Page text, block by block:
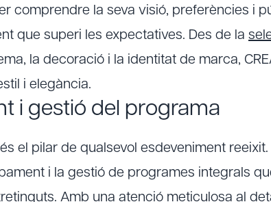
comprendre la seva visió, preferències i
que superi les expectatives. Des de la
la decoració i la identitat de marca,
i elegància.
i gestió del programa
el pilar de qualsevol esdeveniment reeixit.
i la gestió de programes integrals
Amb una atenció meticulosa al